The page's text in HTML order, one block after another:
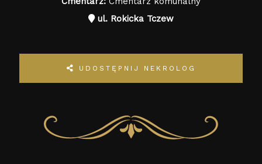
ul. Rokicka Tczew
UDOSTĘPNIJ NEKROLOG